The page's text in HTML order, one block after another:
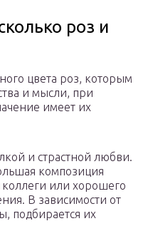
роз и
цвета роз, которым
и мысли, при
имеет их
и страстной любви.
композиция
или хорошего
В зависимости от
подбирается их